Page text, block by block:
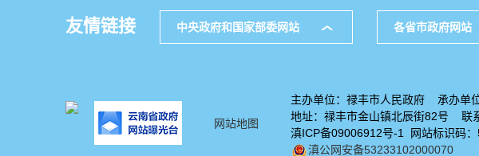
友情链接 中央政府和国家部委网站 各省市政府网站
网站地图
主办单位：禄丰市人民政府 承办单
地址：禄丰市金山镇北辰街82号 联
滇ICP备09006912号-1 网站标识码
滇公网安备53233102000070